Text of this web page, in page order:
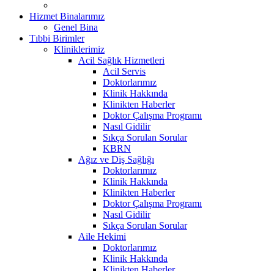
Hizmet Binalarımız
Genel Bina
Tıbbi Birimler
Kliniklerimiz
Acil Sağlık Hizmetleri
Acil Servis
Doktorlarımız
Klinik Hakkında
Klinikten Haberler
Doktor Çalışma Programı
Nasıl Gidilir
Sıkça Sorulan Sorular
KBRN
Ağız ve Diş Sağlığı
Doktorlarımız
Klinik Hakkında
Klinikten Haberler
Doktor Çalışma Programı
Nasıl Gidilir
Sıkça Sorulan Sorular
Aile Hekimi
Doktorlarımız
Klinik Hakkında